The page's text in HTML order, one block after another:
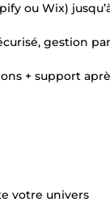
ou Wix)
gestion
+ support
votre univers